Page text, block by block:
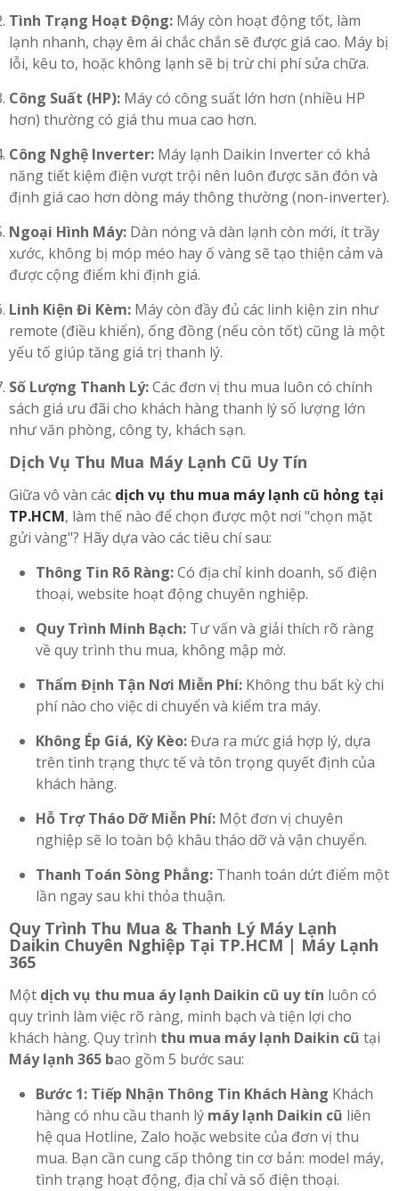
Tình Trạng Hoạt Động: Máy còn hoạt động tốt, làm
lạnh nhanh, chạy êm ái chắc chắn sẽ được giá cao. Máy bị
lỗi, kêu to, hoặc không lạnh sẽ bị trừ chi phí sửa chữa.
Công Suất (HP): Máy có công suất lớn hơn (nhiều HP
hơn) thường có giá thu mua cao hơn.
Công Nghệ Inverter: Máy lạnh Daikin Inverter có khả
năng tiết kiệm điện vượt trội nên luôn được săn đón và
định giá cao hơn dòng máy thông thường (non-inverter).
Ngoại Hình Máy: Dàn nóng và dàn lạnh còn mới, ít trầy
xước, không bị móp méo hay ố vàng sẽ tạo thiện cảm và
được cộng điểm khi định giá.
Linh Kiện Đi Kèm: Máy còn đầy đủ các linh kiện zin như
remote (điều khiển), ống đồng (nếu còn tốt) cũng là một
yếu tố giúp tăng giá trị thanh lý.
Số Lượng Thanh Lý:Các đơn vị thu mua luôn có chính
sách giá ưu đãi cho khách hàng thanh lý số lượng lớn
như văn phòng, công ty, khách sạn.
Dịch Vụ Thu Mua Máy Lạnh Cũ Uy Tín
Giữa vô vàn các dịch vụ thu mua máy lạnh cũ hỏng tại
TP.HCM, làm thế nào để chọn được một nơi "chọn mặt
gửi vàng"? Hãy dựa vào các tiêu chí sau:
Thông Tin Rõ Ràng:Có địa chỉ kinh doanh, số điện
thoại, website hoạt động chuyên nghiệp.
Quy Trình Minh Bạch: Tư vấn và giải thích rõ ràng
về quy trình thu mua, không mập mờ.
Thẩm Định Tận Nơi Miễn Phí: Không thu bất kỳ chi
phí nào cho việc di chuyển và kiểm tra máy.
Không Ép Giá, Kỳ Kèo:Đưa ra mức giá hợp lý, dựa
trên tình trạng thực tế và tôn trọng quyết định của
khách hàng.
Hỗ Trợ Tháo Dỡ Miễn Phí: Một đơn vị chuyên
nghiệp sẽ lo toàn bộ khâu tháo dỡ và vận chuyển.
Thanh Toán Sòng Phẳng: Thanh toán dứt điểm một
lần ngay sau khi thỏa thuận.
Quy Trình Thu Mua & Thanh Lý Máy Lạnh
Daikin Chuyên Nghiệp Tại TP.HCM | Máy Lạnh
365
Một dịch vụ thu mua áy lạnh Daikin cũ uy tín luôn có
quy trình làm việc rõ ràng, minh bạch và tiện lợi cho
khách hàng. Quy trình thu mua máy lạnh Daikin cũ tại
Máy lạnh 365 bao gồm 5 bước sau:
Bước 1: Tiếp Nhận Thông Tin Khách Hàng Khách
hàng có nhu cầu thanh lý máy lạnh Daikin cũ liên
hệ qua Hotline, Zalo hoặc website của đơn vị thu
mua. Bạn cần cung cấp thông tin cơ bản: model máy,
tình trạng hoạt động, địa chỉ và số điện thoại.